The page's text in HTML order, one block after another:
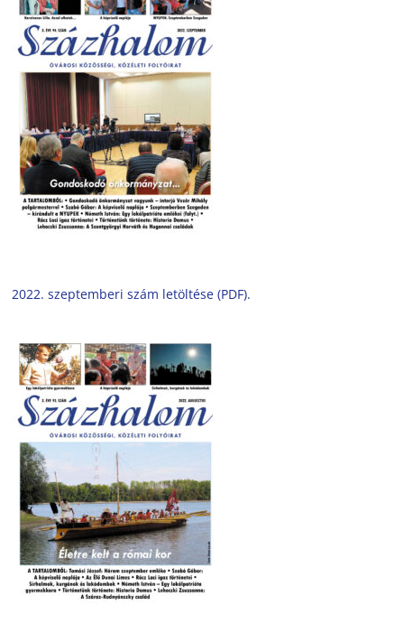
2022. szeptemberi szám letöltése (PDF).